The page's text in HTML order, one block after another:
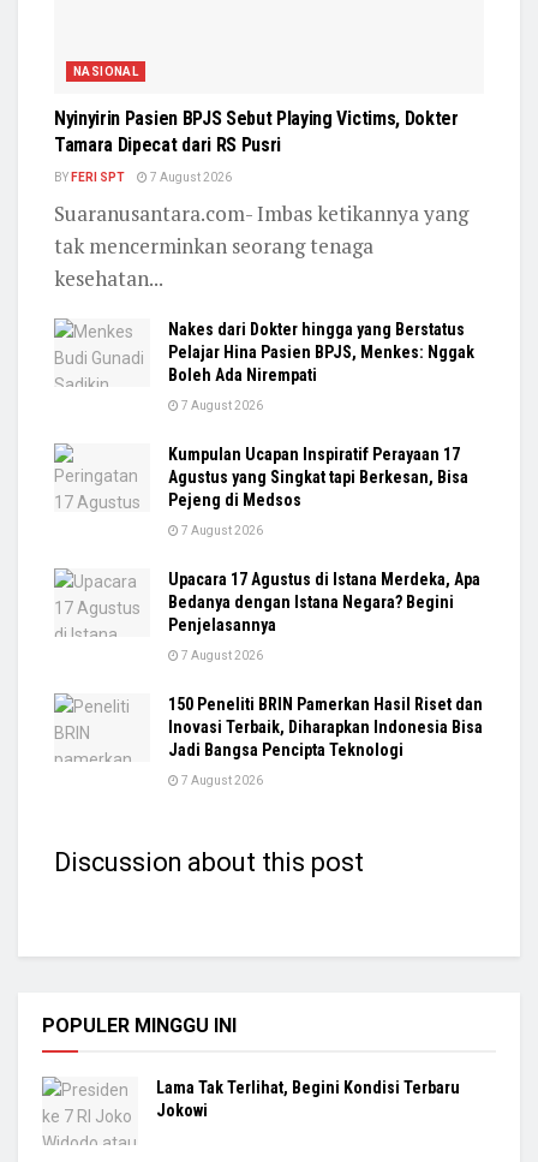
NASIONAL
Nyinyirin Pasien BPJS Sebut Playing Victims, Dokter
Tamara Dipecat dari RS Pusri
BY FERI SPT 7 August 2026
Suaranusantara.com- Imbas ketikannya yang
tak mencerminkan seorang tenaga
kesehatan...
Nakes dari Dokter hingga yang Berstatus
Pelajar Hina Pasien BPJS, Menkes: Nggak
Boleh Ada Nirempati
7 August 2026
Kumpulan Ucapan Inspiratif Perayaan 17
Agustus yang Singkat tapi Berkesan, Bisa
Pejeng di Medsos
7 August 2026
Upacara 17 Agustus di Istana Merdeka, Apa
Bedanya dengan Istana Negara? Begini
Penjelasannya
7 August 2026
150 Peneliti BRIN Pamerkan Hasil Riset dan
Inovasi Terbaik, Diharapkan Indonesia Bisa
Jadi Bangsa Pencipta Teknologi
7 August 2026
Discussion about this post
POPULER MINGGU INI
Lama Tak Terlihat, Begini Kondisi Terbaru
Jokowi